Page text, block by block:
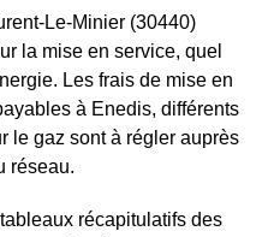
Le-Minier (30440)
la mise en service, quel
Les frais de mise en
à Enedis, différents
le gaz sont à régler auprès
réseau.
récapitulatifs des